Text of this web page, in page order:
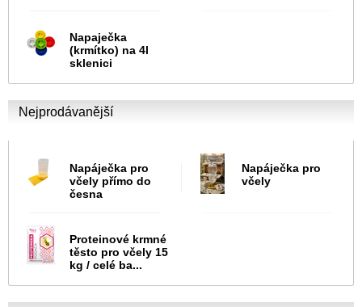
Napaječka
(krmítko) na 4l
sklenici
Nejprodávanější
Napáječka pro
včely přímo do
česna
Napáječka pro
včely
Proteinové krmné
těsto pro včely 15
kg / celé ba...